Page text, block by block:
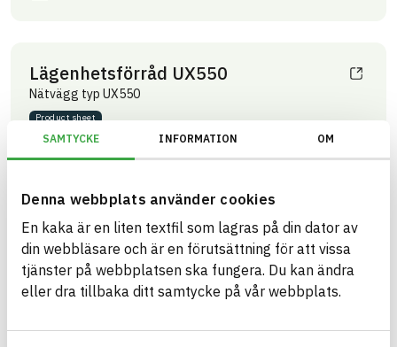
SAMTYCKE INFORMATION OM
Denna webbplats använder cookies
En kaka är en liten textfil som lagras på din dator av
din webbläsare och är en förutsättning för att vissa
tjänster på webbplatsen ska fungera. Du kan ändra
eller dra tillbaka ditt samtycke på vår webbplats.
Lägenhetsförråd UX550
Nätvägg typ UX550
Product sheet
36000020
BK04 CODE
väggsystem övrigt
Troax Nordic AB
BRAND NAME
51271
HEALTH AND ENVIRONMENTAL HAZARDS Information available
CIRCULARITY Information ej lämnad
Information ej lämnad